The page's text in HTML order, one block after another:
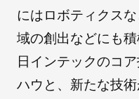
にはロボティクス
域の創出などにも
日インテックのコ
ハウと、新たな技